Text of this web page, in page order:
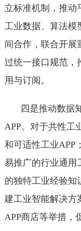
立标准机制，推动
工业数据、算法模
间合作，联合开展
过统一接口规范，
用与订阅。
四是推动数据
APP。对于共性工
和可适性工业APP
易推广的行业通用
的独特工业经验知
建工业智能解决方
APP商店等举措，